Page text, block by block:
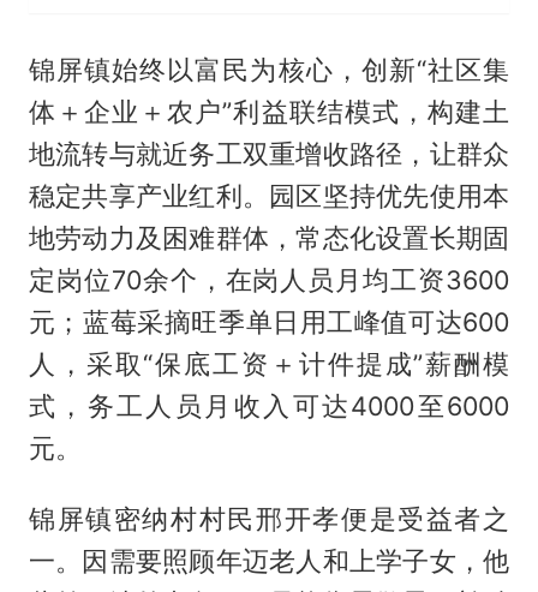
锦屏镇始终以富民为核心，创新“社区集
体＋企业＋农户”利益联结模式，构建土
地流转与就近务工双重增收路径，让群众
稳定共享产业红利。园区坚持优先使用本
地劳动力及困难群体，常态化设置长期固
定岗位70余个，在岗人员月均工资3600
元；蓝莓采摘旺季单日用工峰值可达600
人，采取“保底工资＋计件提成”薪酬模
式，务工人员月收入可达4000至6000
元。
锦屏镇密纳村村民邢开孝便是受益者之
一。因需要照顾年迈老人和上学子女，他